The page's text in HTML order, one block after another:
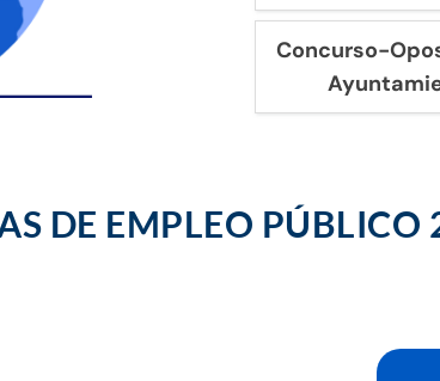
Concurso-
DE EMPLEO PÚBLICO